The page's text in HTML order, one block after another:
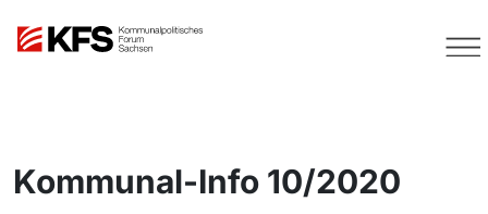
Kommunal-Info 10/2020